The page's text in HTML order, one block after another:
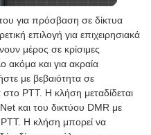
για πρόσβαση σε δίκτυα
επιλογή για επιχειρησιακά
μέρος σε κρίσιμες
ακόμα και για ακραία
με βεβαιότητα σε
PTT. Η κλήση μεταδίδεται
και του δικτύου DMR με
Η κλήση μπορεί να